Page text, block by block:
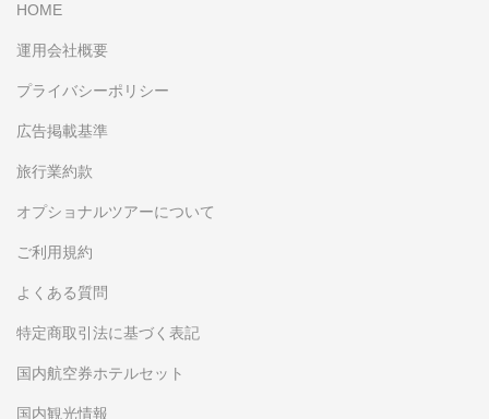
HOME
運用会社概要
プライバシーポリシー
広告掲載基準
旅行業約款
オプショナルツアーについて
ご利用規約
よくある質問
特定商取引法に基づく表記
国内航空券ホテルセット
国内観光情報